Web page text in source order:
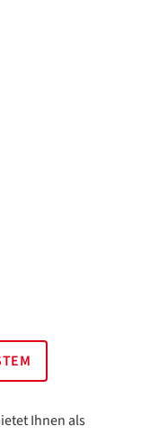
Ihnen als